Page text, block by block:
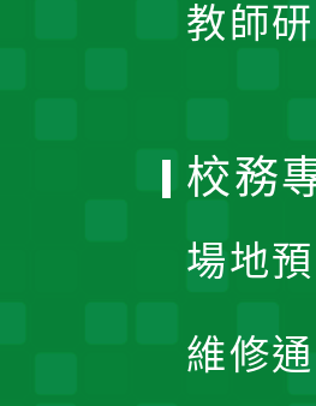
教師
校務
場地
維修